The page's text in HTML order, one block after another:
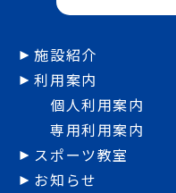
施設紹介
利用案内
個人利用案内
専用利用案内
スポーツ教室
お知らせ